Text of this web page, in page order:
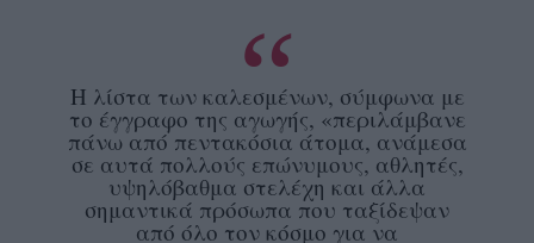
Η λίστα των καλεσμένων, σύμφωνα με
το έγγραφο της αγωγής, «περιλάμβανε
πάνω από πεντακόσια άτομα, ανάμεσα
σε αυτά πολλούς επώνυμους, αθλητές,
υψηλόβαθμα στελέχη και άλλα
σημαντικά πρόσωπα που ταξίδεψαν
από όλο τον κόσμο για να